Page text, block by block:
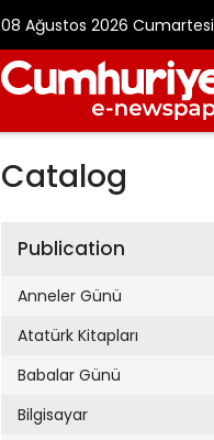
08 Ağustos 2026 Cumartesi
Catalog
Publication
Anneler Günü
Atatürk Kitapları
Babalar Günü
Bilgisayar